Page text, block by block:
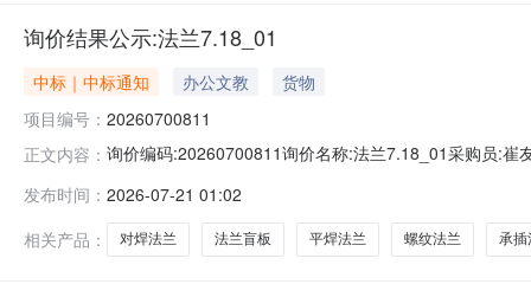
询价结果公示:法兰7.18_01
中标｜中标通知 办公文教
货物
项目编号： 20260700811
正文内容： 询价编码:20260700811询价名称:法兰7.18_01采购员:崔
20#PN2.5DN100RF#HG/T20615片20.00.132026-07-21
发布时间： 2026-07-21 01:02
相关产品：
对焊法兰 法兰盲板 平焊法兰 螺纹法兰 承插